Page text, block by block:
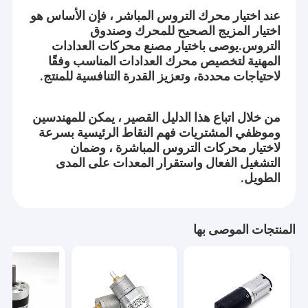
محرك التروس الكوكبي
فرش السيارات العاصمة العتاد
DC دودة جير موتورز
نحى DC موتورز
محركات DC بدون فرشات
محرك الاهتزاز DC
عند اختيار محرك التروس المباشر ، فإن الأساس هو
اختيار المزيج الصحيح للمحرك وصندوق
التروس.يوصى باختيار مصنع محركات العدادات
المهنية لتخصيص محرك العدادات المناسب وفقًا
لاحتياجات محددة، وتعزيز القدرة التنافسية للمنتج.
من خلال اتباع هذا الدليل القصير ، يمكن للمهندسين
وموظفي المشتريات فهم النقاط الرئيسية بسرعة
لاختيار محركات التروس المباشرة ، وضمان
التشغيل الفعال واستقرار المعدات على المدى
الطويل.
المنتجات الموصى بها
عملائنا.تبذل Aslong قصارى جهدها للتعلم من عملائنا وموردينا
احترافي:
من التصميم والمشتريات والتصنيع والتفتيش والتعبئة وحتى التسليم ، نتبع
في كل عملية إنتاج إجراءات التشغيل القياسية بدقة.
باستمرار لجعل الجودة والخدمة تتجاوز توقعات العملاء.
مبتكر:
Aslong لا تتوقف أبدًا عن خطوتها إلى الأمام من خلال متطلبات العملاء
المتغيرة باستمرار.نعتقد أن كل متطلب جديد للعميل هو طاقة تطويرنا.نحن